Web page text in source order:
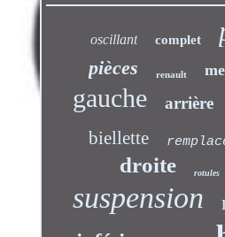
oscillant complet
pièces renault
gauche arrière
biellette
droite rotules
suspension